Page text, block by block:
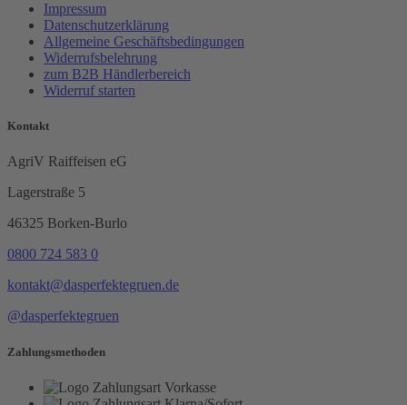
Impressum
Datenschutzerklärung
Allgemeine Geschäftsbedingungen
Widerrufsbelehrung
zum B2B Händlerbereich
Widerruf starten
Kontakt
AgriV Raiffeisen eG
Lagerstraße 5
46325 Borken-Burlo
0800 724 583 0
kontakt@dasperfektegruen.de
@dasperfektegruen
Zahlungsmethoden